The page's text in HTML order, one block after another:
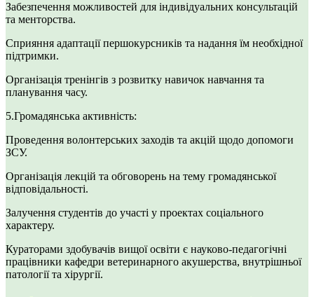
Забезпечення можливостей для індивідуальних консультацій
та менторства.
Сприяння адаптації першокурсників та надання їм необхідної
підтримки.
Організація тренінгів з розвитку навичок навчання та
планування часу.
5.Громадянська активність:
Проведення волонтерських заходів та акцій щодо допомоги
ЗСУ.
Організація лекцій та обговорень на тему громадянської
відповідальності.
Залучення студентів до участі у проектах соціального
характеру.
Кураторами здобувачів вищої освіти є науково-педагогічні
працівники кафедри ветеринарного акушерства, внутрішньої
патології та хірургії.